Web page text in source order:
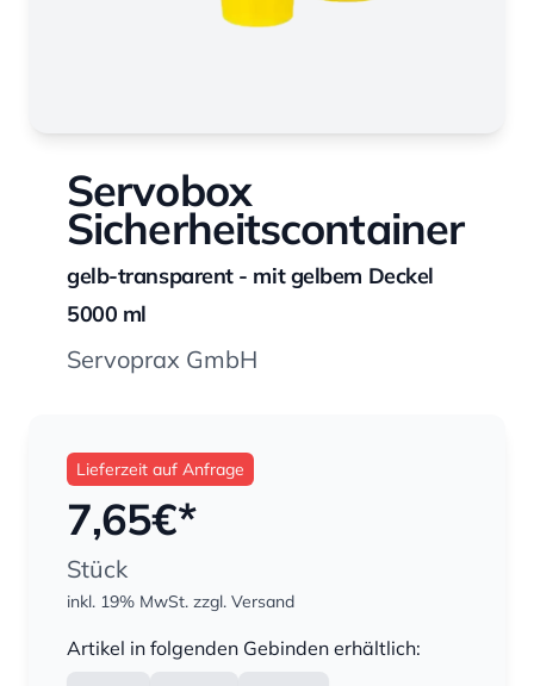
Servobox
Sicherheitscontainer
gelb-transparent - mit gelbem Deckel
5000 ml
Servoprax GmbH
Lieferzeit auf Anfrage
7,65€*
Stück
inkl. 19% MwSt. zzgl. Versand
Artikel in folgenden Gebinden erhältlich: